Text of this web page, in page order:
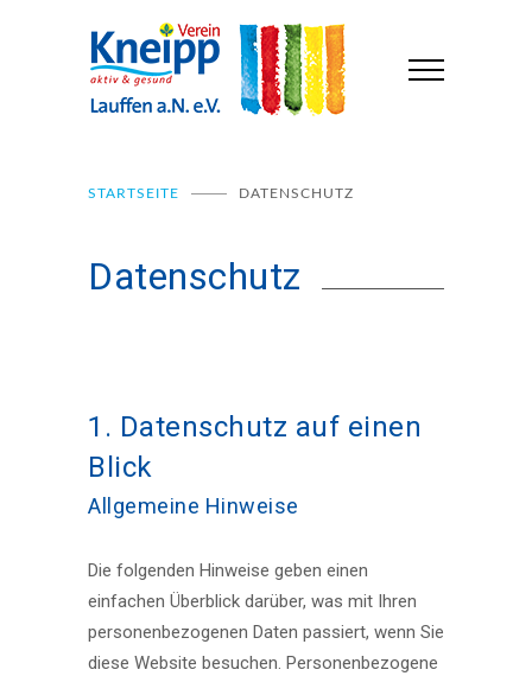
STARTSEITE DATENSCHUTZ
Datenschutz
1. Datenschutz auf einen
Blick
Allgemeine Hinweise
Die folgenden Hinweise geben einen
einfachen Überblick darüber, was mit Ihren
personenbezogenen Daten passiert, wenn Sie
diese Website besuchen. Personenbezogene